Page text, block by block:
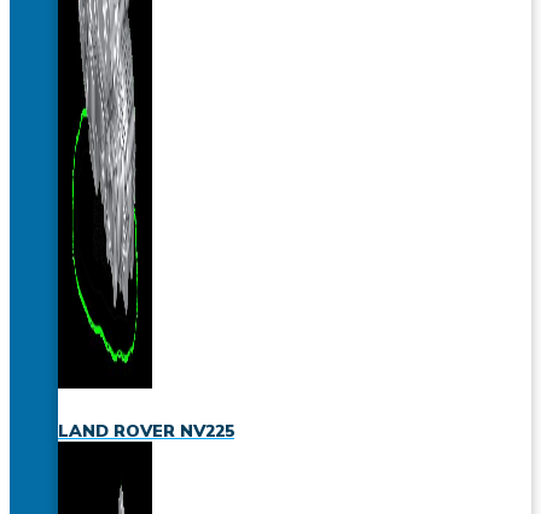
LAND ROVER NV225